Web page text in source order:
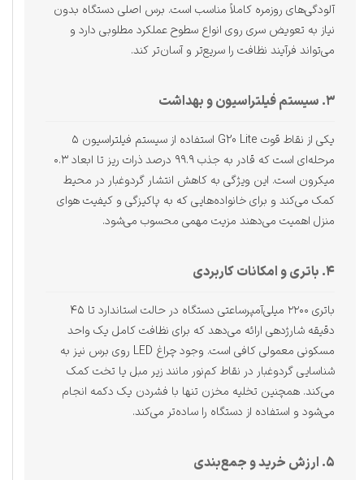
آلودگی‌های روزمره کاملاً مناسب است. برس اصلی دستگاه بدون
نیاز به تعویض سری روی انواع سطوح عملکرد مطلوبی دارد و
می‌تواند فرآیند نظافت را سریع‌تر و آسان‌تر کند.
۳. سیستم فیلتراسیون و بهداشت
یکی از نقاط قوت G20 Lite استفاده از سیستم فیلتراسیون ۵
مرحله‌ای است که قادر به جذب ۹۹.۹ درصد ذرات ریز تا ابعاد ۰.۳
میکرون است. این ویژگی به کاهش انتشار گردوغبار در محیط
کمک می‌کند و برای خانواده‌هایی که به پاکیزگی و کیفیت هوای
منزل اهمیت می‌دهند مزیت مهمی محسوب می‌شود.
۴. باتری و امکانات کاربردی
باتری ۲۲۰۰ میلی‌آمپرساعتی دستگاه در حالت استاندارد تا ۴۵
دقیقه شارژدهی ارائه می‌دهد که برای نظافت کامل یک واحد
مسکونی معمولی کافی است. وجود چراغ LED روی برس نیز به
شناسایی گردوغبار در نقاط کم‌نور مانند زیر مبل یا تخت کمک
می‌کند. همچنین تخلیه مخزن تنها با فشردن یک دکمه انجام
می‌شود و استفاده از دستگاه را ساده‌تر می‌کند.
۵. ارزش خرید و جمع‌بندی